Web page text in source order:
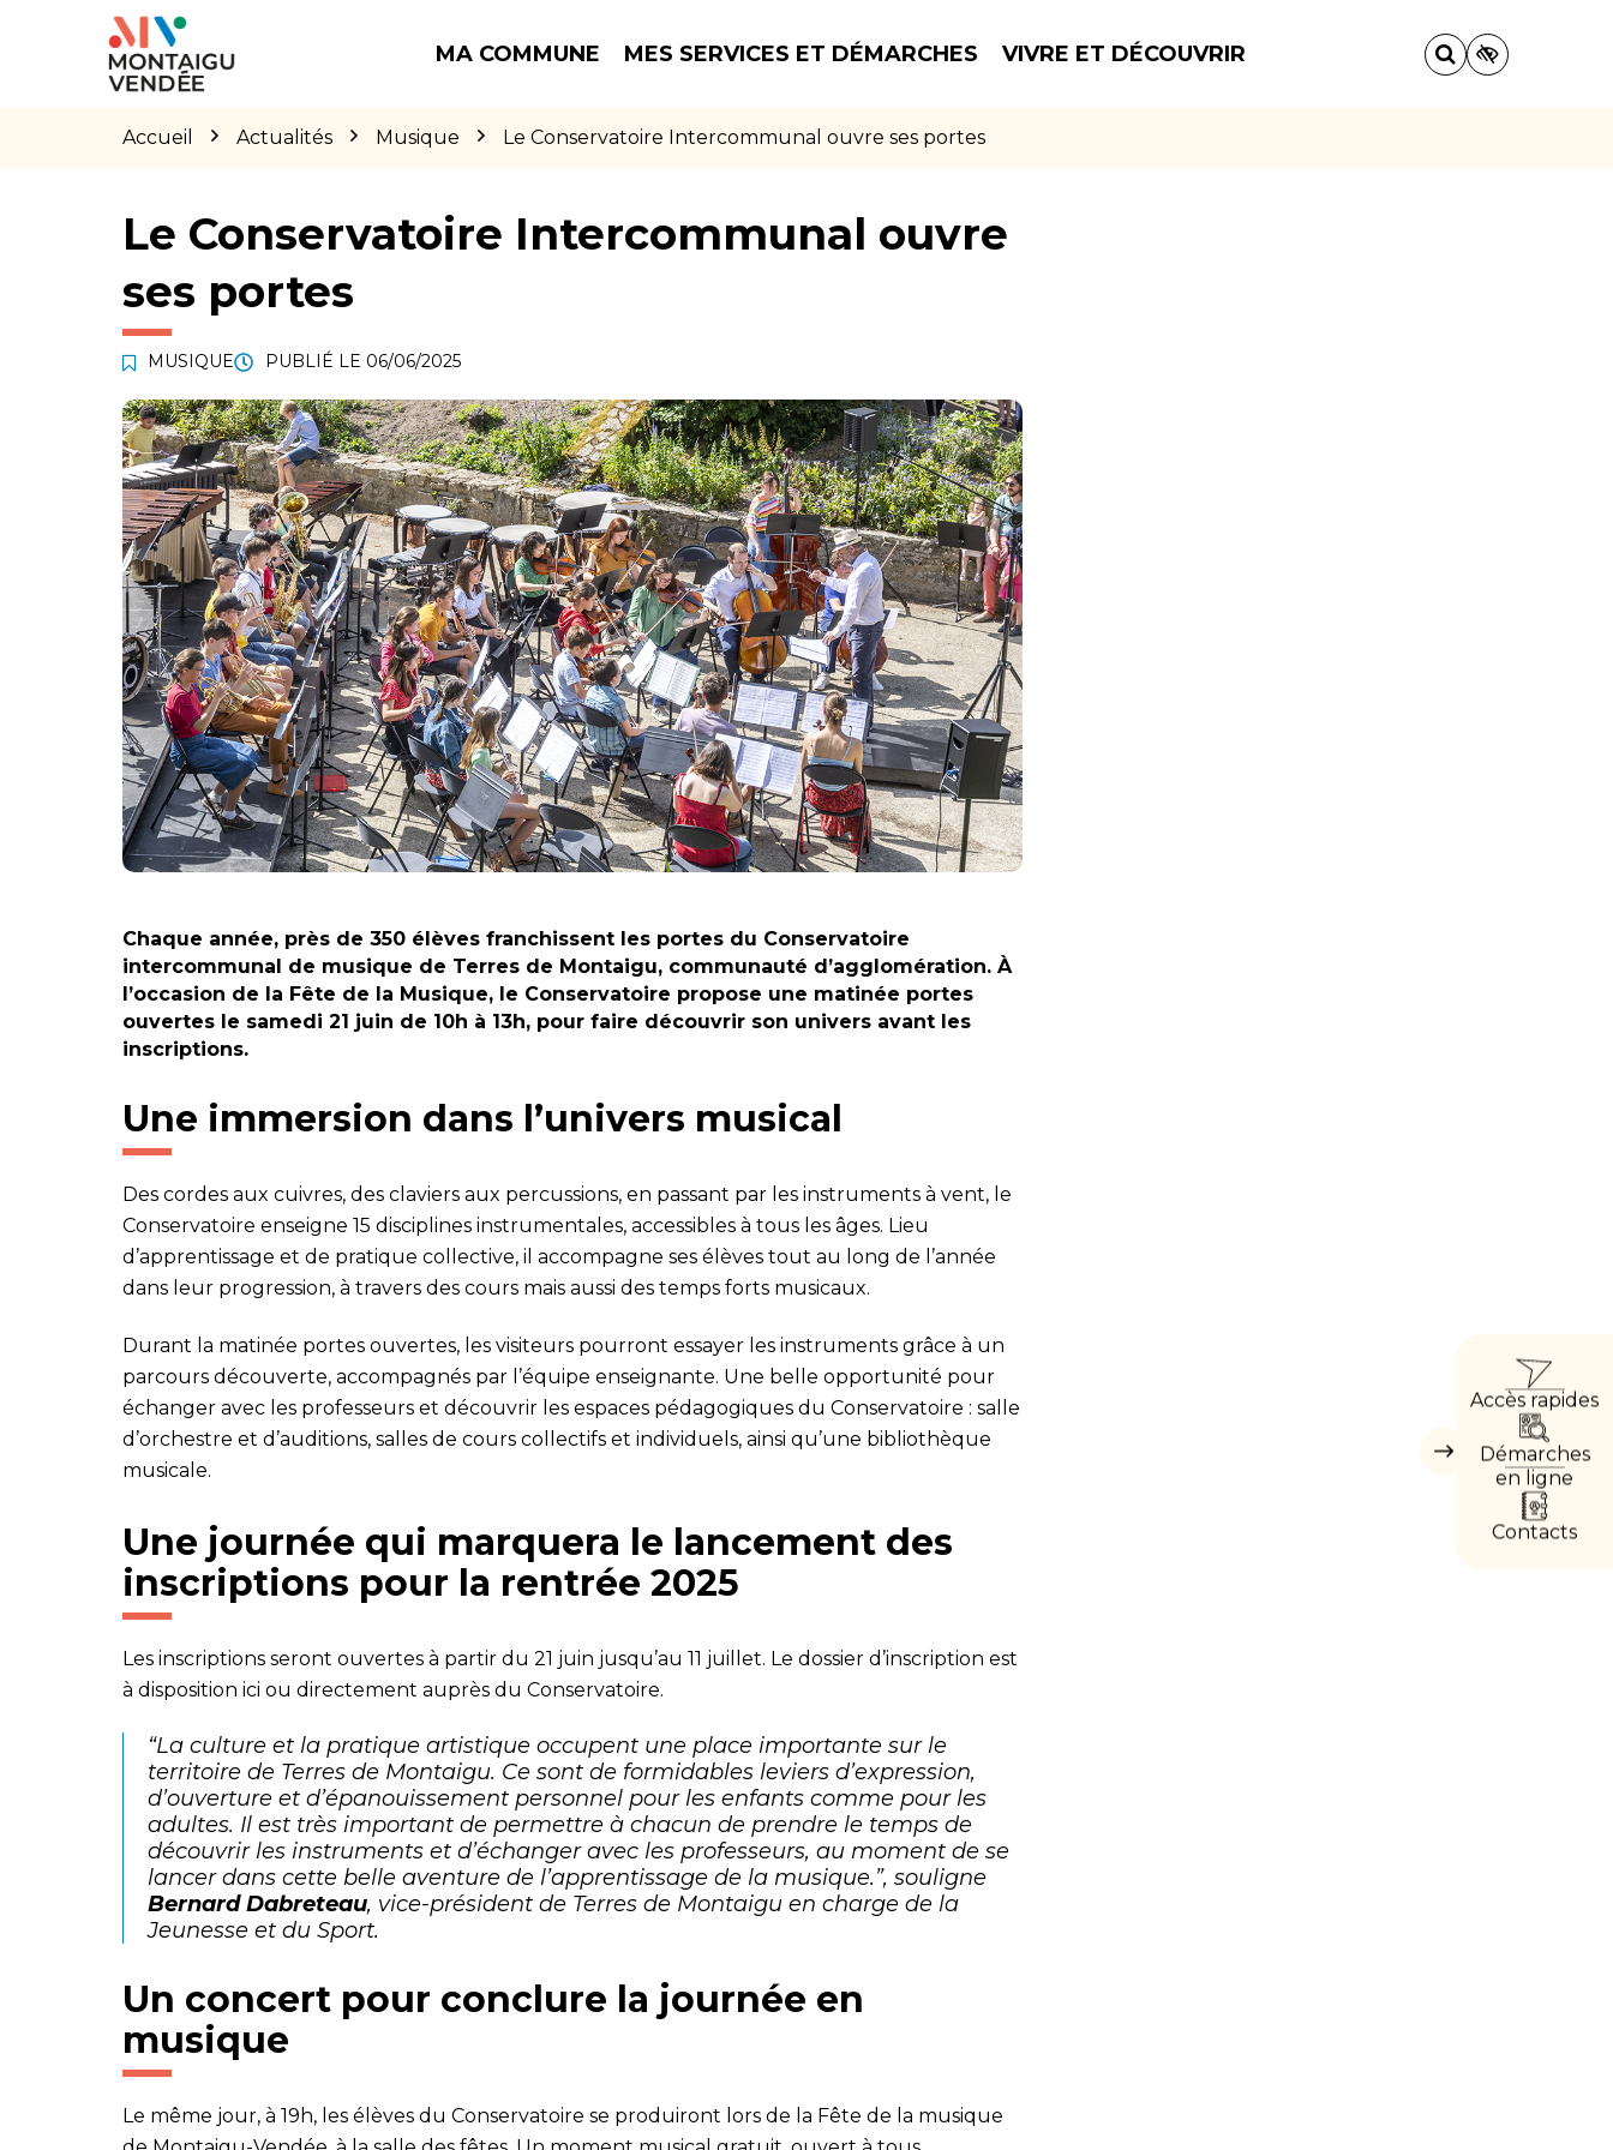
MA COMMUNE MES SERVICES ET DÉMARCHES VIVRE ET DÉCOUVRIR
Accueil Actualités Musique Le Conservatoire Intercommunal ouvre ses portes
Masquer
Accès rapides
Démarches
en ligne
Contacts
Le Conservatoire Intercommunal ouvre
ses portes
MUSIQUE PUBLIÉ LE 06/06/2025
Chaque année, près de 350 élèves franchissent les portes du Conservatoire
intercommunal de musique de Terres de Montaigu, communauté d’agglomération. À
l’occasion de la Fête de la Musique, le Conservatoire propose une matinée portes
ouvertes le samedi 21 juin de 10h à 13h, pour faire découvrir son univers avant les
inscriptions.
Une immersion dans l’univers musical
Des cordes aux cuivres, des claviers aux percussions, en passant par les instruments à vent, le
Conservatoire enseigne 15 disciplines instrumentales, accessibles à tous les âges. Lieu
d’apprentissage et de pratique collective, il accompagne ses élèves tout au long de l’année
dans leur progression, à travers des cours mais aussi des temps forts musicaux.
Durant la matinée portes ouvertes, les visiteurs pourront essayer les instruments grâce à un
parcours découverte, accompagnés par l’équipe enseignante. Une belle opportunité pour
échanger avec les professeurs et découvrir les espaces pédagogiques du Conservatoire : salle
d’orchestre et d’auditions, salles de cours collectifs et individuels, ainsi qu’une bibliothèque
musicale.
Une journée qui marquera le lancement des
inscriptions pour la rentrée 2025
Les inscriptions seront ouvertes à partir du 21 juin jusqu’au 11 juillet. Le dossier d’inscription est
à disposition ici ou directement auprès du Conservatoire.
“La culture et la pratique artistique occupent une place importante sur le
territoire de Terres de Montaigu. Ce sont de formidables leviers d’expression,
d’ouverture et d’épanouissement personnel pour les enfants comme pour les
adultes. Il est très important de permettre à chacun de prendre le temps de
découvrir les instruments et d’échanger avec les professeurs, au moment de se
lancer dans cette belle aventure de l’apprentissage de la musique.”, souligne
Bernard Dabreteau, vice-président de Terres de Montaigu en charge de la
Jeunesse et du Sport.
Un concert pour conclure la journée en
musique
Le même jour, à 19h, les élèves du Conservatoire se produiront lors de la Fête de la musique